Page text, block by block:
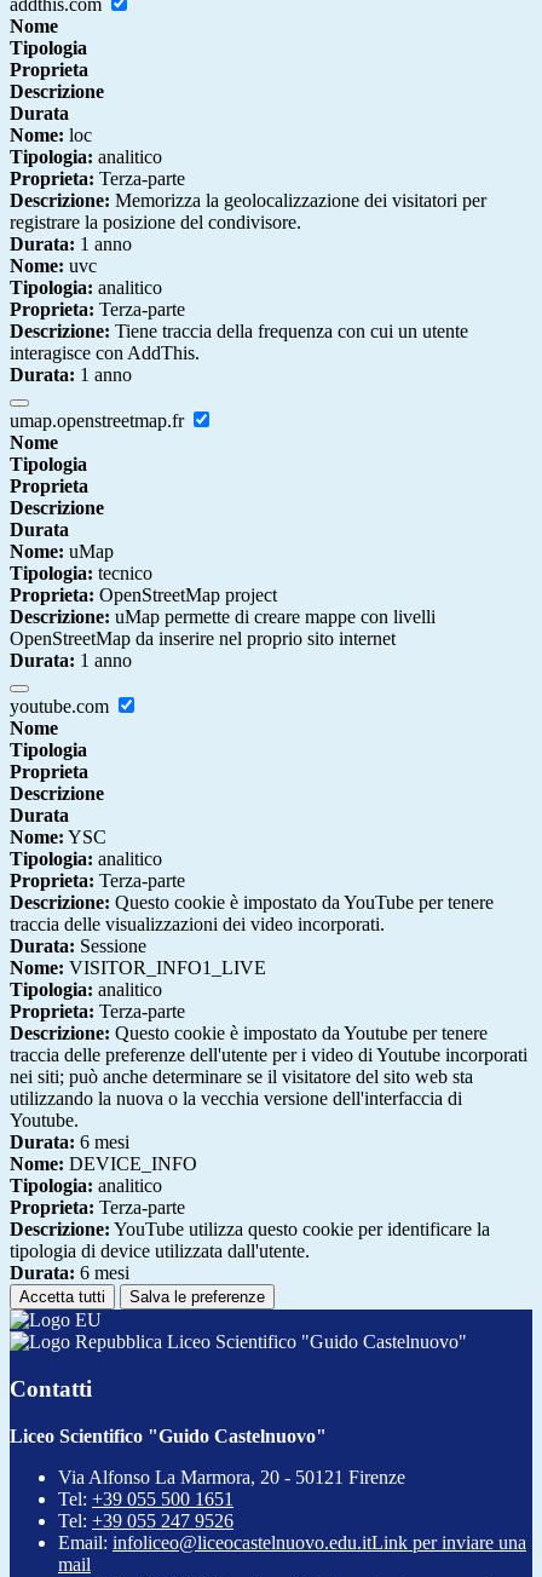
addthis.com
Nome
Tipologia
Proprieta
Descrizione
Durata
Nome: loc
Tipologia: analitico
Proprieta: Terza-parte
Descrizione: Memorizza la geolocalizzazione dei visitatori per
registrare la posizione del condivisore.
Durata: 1 anno
Nome: uvc
Tipologia: analitico
Proprieta: Terza-parte
Descrizione: Tiene traccia della frequenza con cui un utente
interagisce con AddThis.
Durata: 1 anno
umap.openstreetmap.fr
Nome
Tipologia
Proprieta
Descrizione
Durata
Nome: uMap
Tipologia: tecnico
Proprieta: OpenStreetMap project
Descrizione: uMap permette di creare mappe con livelli
OpenStreetMap da inserire nel proprio sito internet
Durata: 1 anno
youtube.com
Nome
Tipologia
Proprieta
Descrizione
Durata
Nome: YSC
Tipologia: analitico
Proprieta: Terza-parte
Descrizione: Questo cookie è impostato da YouTube per tenere
traccia delle visualizzazioni dei video incorporati.
Durata: Sessione
Nome: VISITOR_INFO1_LIVE
Tipologia: analitico
Proprieta: Terza-parte
Descrizione: Questo cookie è impostato da Youtube per tenere
traccia delle preferenze dell'utente per i video di Youtube incorporati
nei siti; può anche determinare se il visitatore del sito web sta
utilizzando la nuova o la vecchia versione dell'interfaccia di
Youtube.
Durata: 6 mesi
Nome: DEVICE_INFO
Tipologia: analitico
Proprieta: Terza-parte
Descrizione: YouTube utilizza questo cookie per identificare la
tipologia di device utilizzata dall'utente.
Durata: 6 mesi
Accetta tutti Salva le preferenze
Liceo Scientifico "Guido Castelnuovo"
Contatti
Liceo Scientifico "Guido Castelnuovo"
Via Alfonso La Marmora, 20 - 50121 Firenze
Tel: +39 055 500 1651
Tel: +39 055 247 9526
Email: infoliceo@liceocastelnuovo.edu.itLink per inviare una
mail